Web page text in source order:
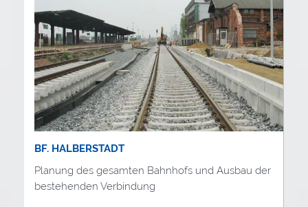
BF. HALBERSTADT
Planung des gesamten Bahnhofs und Ausbau der
bestehenden Verbindung